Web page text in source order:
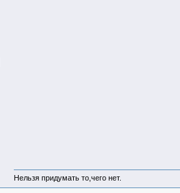
Нельзя придумать то,чего нет.